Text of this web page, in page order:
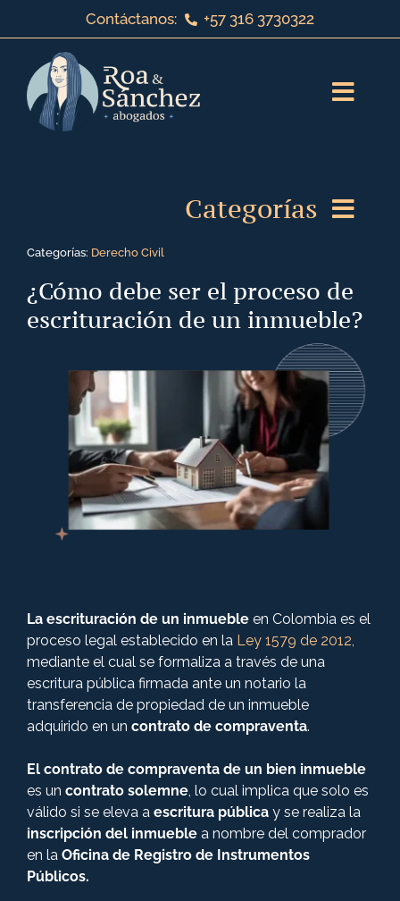
al
contenido
Contáctanos: +57 316 3730322
Servicios jurídicos
¡Bienvenido a nuestro blog!
Contáctanos
+57 316 3730322
Categorías
Derecho de Familia
Derecho Laboral
Derecho Corporativo
Derecho Civil
Derecho Penal
Derecho Administrativo Sancionatorio
Derecho Constitucional
Derecho administrativo
Categorías: Derecho Civil
¿Cómo debe ser el proceso de
escrituración de un inmueble?
La escrituración de un inmueble en Colombia es el
proceso legal establecido en la Ley 1579 de 2012,
mediante el cual se formaliza a través de una
escritura pública firmada ante un notario la
transferencia de propiedad de un inmueble
adquirido en un contrato de compraventa.
El contrato de compraventa de un bien inmueble
es un contrato solemne , lo cual implica que solo es
válido si se eleva a escritura pública y se realiza la
inscripción del inmueble a nombre del comprador
en la Oficina de Registro de Instrumentos
Públicos.